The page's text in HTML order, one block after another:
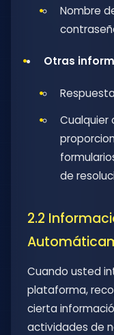
Nombre
Otras
Cualquier
de
2.2
Cuando usted
plataforma,
cierta
actividades de